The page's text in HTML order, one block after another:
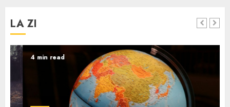
LA ZI
4 min read